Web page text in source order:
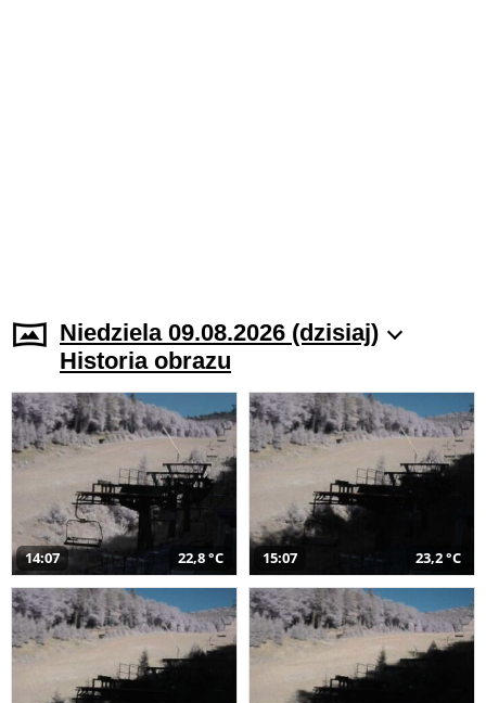
Niedziela 09.08.2026 (dzisiaj)
Historia obrazu
14:07 22,8 °C 15:07 23,2 °C